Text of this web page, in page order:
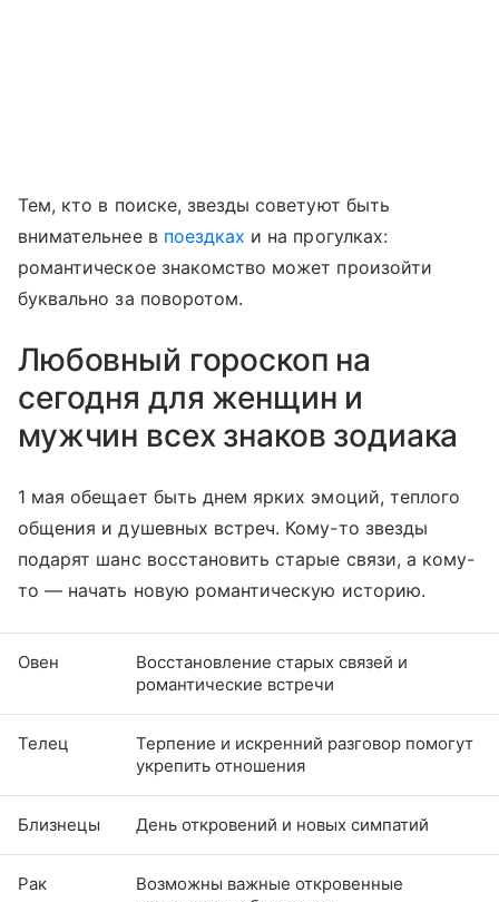
Тем, кто в поиске, звезды советуют быть
внимательнее в поездках и на прогулках:
романтическое знакомство может произойти
буквально за поворотом.
Любовный гороскоп на
сегодня для женщин и
мужчин всех знаков зодиака
1 мая обещает быть днем ярких эмоций, теплого
общения и душевных встреч. Кому-то звезды
подарят шанс восстановить старые связи, а кому-
то — начать новую романтическую историю.
Овен
Восстановление старых связей и
романтические встречи
Телец
Терпение и искренний разговор помогут
укрепить отношения
Близнецы День откровений и новых симпатий
Рак
Возможны важные откровенные